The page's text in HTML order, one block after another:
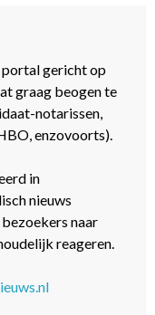
portal gericht op
graag beogen te
notarissen,
enzovoorts).
in
nieuws
naar
reageren.